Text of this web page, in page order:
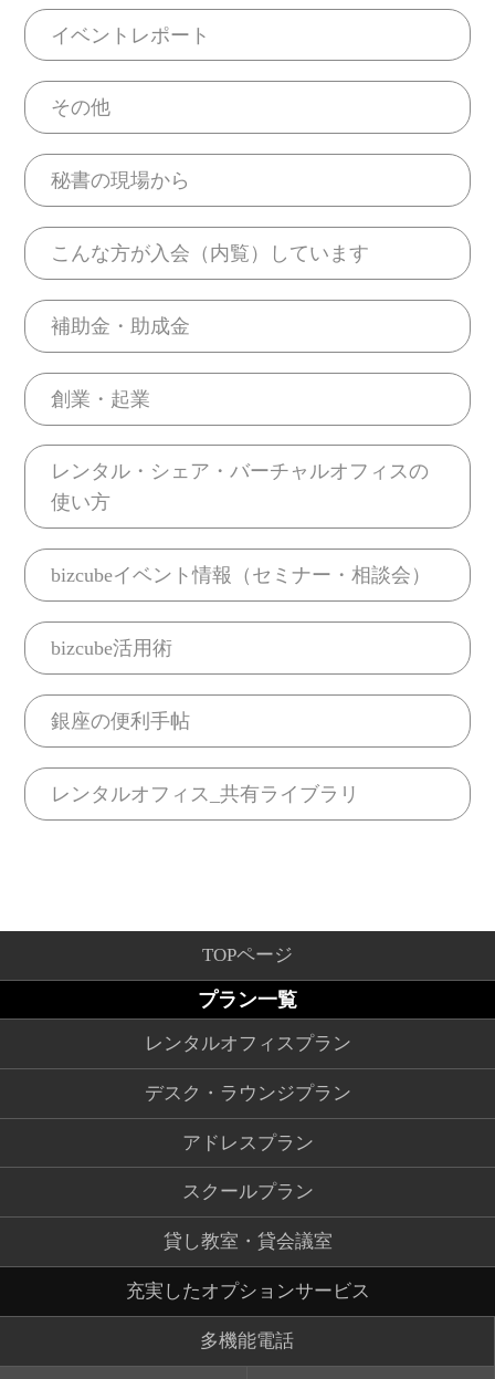
イベントレポート
その他
秘書の現場から
こんな方が入会（内覧）しています
補助金・助成金
創業・起業
レンタル・シェア・バーチャルオフィスの
使い方
bizcubeイベント情報（セミナー・相談会）
bizcube活用術
銀座の便利手帖
レンタルオフィス_共有ライブラリ
TOPページ
プラン一覧
レンタルオフィスプラン
デスク・ラウンジプラン
アドレスプラン
スクールプラン
貸し教室・貸会議室
充実したオプションサービス
多機能電話